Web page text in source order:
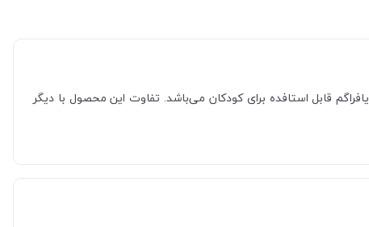
و همچنین دارای گوشی پزشکی دو دیافراگم قابل استافده برای کودکان می‌باشد. تفاوت این محصول با دیگر